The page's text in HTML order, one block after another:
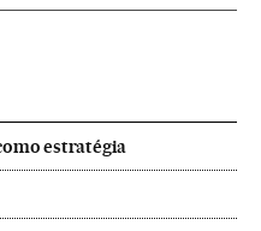
estratégia